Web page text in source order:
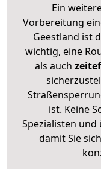
Ein
Vorbereitung
Geestland ist
wichtig, eine
als auch
ist. Keine
Spezialisten
damit Sie